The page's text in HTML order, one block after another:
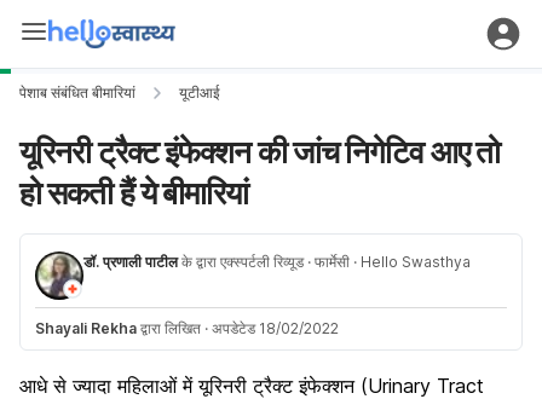
पेशाब संबंधित बीमारियां यूटीआई
यूरिनरी ट्रैक्ट इंफेक्शन की जांच निगेटिव आए तो
हो सकती हैं ये बीमारियां
डॉ. प्रणाली पाटीलके द्वारा एक्स्पर्टली रिव्यूड · फार्मेसी · Hello Swasthya
Shayali Rekha द्वारा लिखित · अपडेटेड 18/02/2022
आधे से ज्यादा महिलाओं में यूरिनरी ट्रैक्ट इंफेक्शन (Urinary Tract